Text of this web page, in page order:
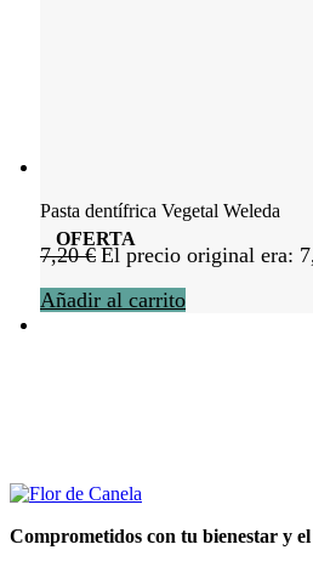
OFERTA
Pasta dentífrica Vegetal Weleda
7,20€ El precio original era:
Añadir al carrito
Comprometidos con tu bienestar y